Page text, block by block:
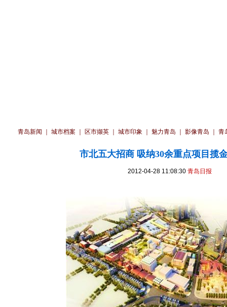
青岛新闻 城市档案 区市撷英 城市印象 魅力青岛 影像青岛 青
市北五大招商 吸纳30余重点项目揽
2012-04-28 11:08:30 青岛日报